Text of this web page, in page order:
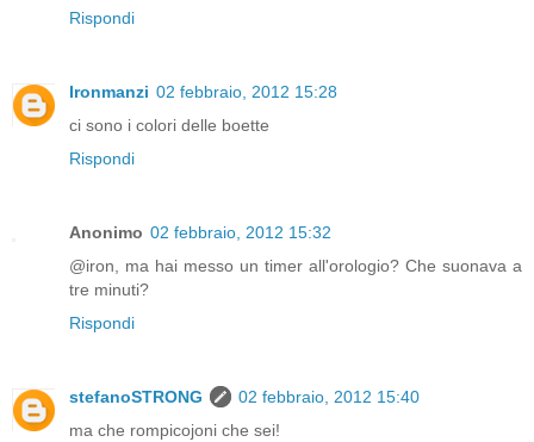
Rispondi
Ironmanzi 02 febbraio, 2012 15:28
ci sono i colori delle boette
Rispondi
Anonimo 02 febbraio, 2012 15:32
@iron, ma hai messo un timer all'orologio? Che suonava a
tre minuti?
Rispondi
stefanoSTRONG
02 febbraio, 2012 15:40
ma che rompicojoni che sei!